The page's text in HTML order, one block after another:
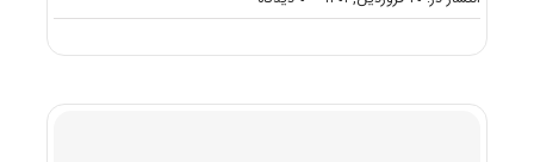
گرایش